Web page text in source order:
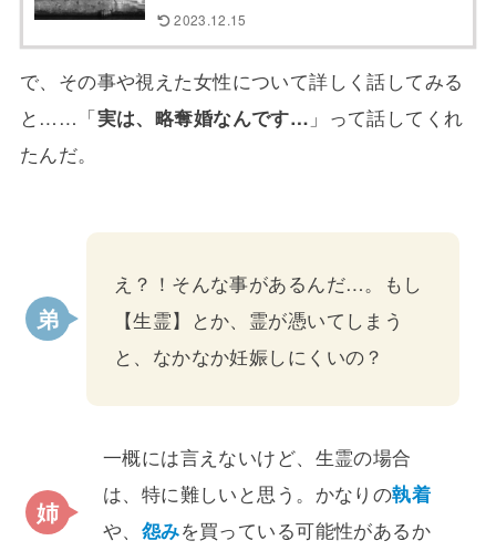
2023.12.15
で、その事や視えた女性について詳しく話してみる
と……「実は、略奪婚なんです… 」って話してくれ
たんだ。
え？！そんな事があるんだ…。もし
【生霊】とか、霊が憑いてしまう
と、なかなか妊娠しにくいの？
一概には言えないけど、生霊の場合
は、特に難しいと思う。かなりの執着
や、 怨みを買っている可能性があるか